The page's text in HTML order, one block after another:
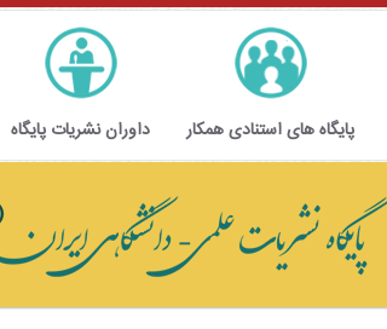
پایگاه های استنادی همکار داوران نشریات پایگاه